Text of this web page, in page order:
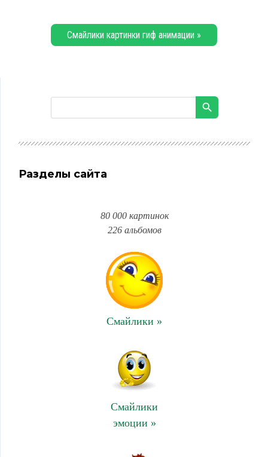
Смайлики картинки гиф анимации »
Разделы сайта
80 000 картинок
226 альбомов
Смайлики »
Смайлики
эмоции »